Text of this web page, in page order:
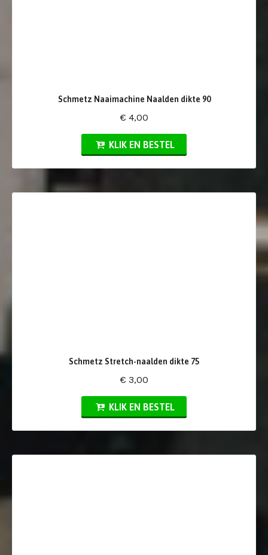
Schmetz Naaimachine Naalden dikte 90
€ 4,00
KLIK EN BESTEL
Schmetz Stretch-naalden dikte 75
€ 3,00
KLIK EN BESTEL